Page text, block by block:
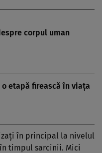
corpul uman
o etapă firească în viaţa
în principal la nivelul
timpul sarcinii. Mici